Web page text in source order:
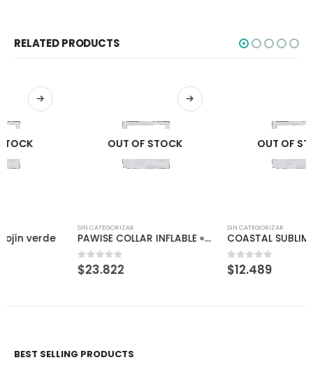
RELATED PRODUCTS
OUT OF STOCK
PAWISE COLLAR INFLABLE «M»
OUT OF STOCK
COASTAL SUBLIME COLLAR PINK «S/M»
BEST SELLING PRODUCTS